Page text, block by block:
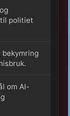
politiet
om AI-